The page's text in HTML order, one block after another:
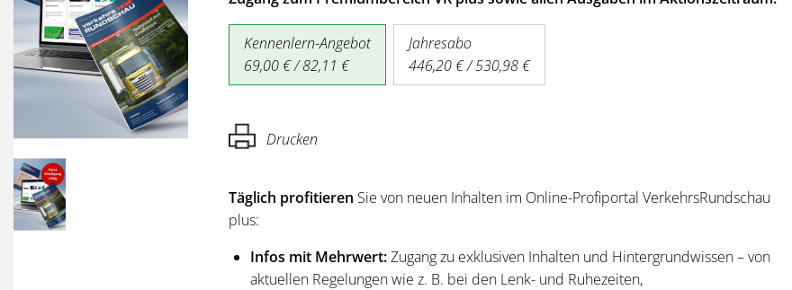
Kennenlern-Angebot
69,00 € / 82,11 €
Jahresabo
446,20 € / 530,98 €
Drucken
Täglich profitieren Sie von neuen Inhalten im Online-Profiportal VerkehrsRundschau
plus:
Infos mit Mehrwert:Zugang zu exklusiven Inhalten und Hintergrundwissen – von
aktuellen Regelungen wie z. B. bei den Lenk- und Ruhezeiten,